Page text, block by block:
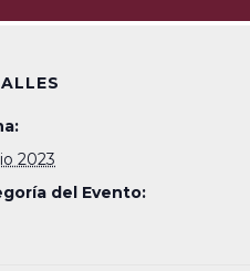
2023
del Evento: